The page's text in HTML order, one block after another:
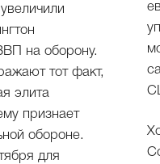
на оборону.
тот факт,
элита
признает
обороне.
для